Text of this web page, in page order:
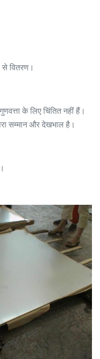
से वितरण।
के लिए चिंतित नहीं हैं।
सम्मान और देखभाल है।